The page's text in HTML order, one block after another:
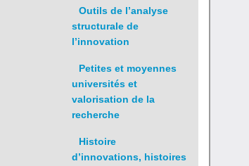
Outils de l’analyse
structurale de
l’innovation
Petites et moyennes
universités et
valorisation de la
recherche
Histoire
d’innovations, histoires